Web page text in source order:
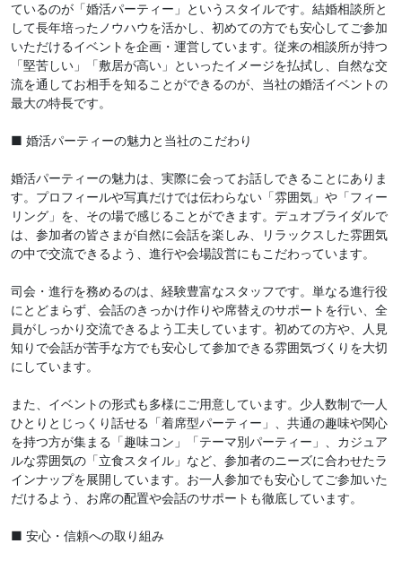
ているのが「婚活パーティー」というスタイルです。結婚相談所と
して長年培ったノウハウを活かし、初めての方でも安心してご参加
いただけるイベントを企画・運営しています。従来の相談所が持つ
「堅苦しい」「敷居が高い」といったイメージを払拭し、自然な交
流を通してお相手を知ることができるのが、当社の婚活イベントの
最大の特長です。
■ 婚活パーティーの魅力と当社のこだわり
婚活パーティーの魅力は、実際に会ってお話しできることにありま
す。プロフィールや写真だけでは伝わらない「雰囲気」や「フィー
リング」を、その場で感じることができます。デュオブライダルで
は、参加者の皆さまが自然に会話を楽しみ、リラックスした雰囲気
の中で交流できるよう、進行や会場設営にもこだわっています。
司会・進行を務めるのは、経験豊富なスタッフです。単なる進行役
にとどまらず、会話のきっかけ作りや席替えのサポートを行い、全
員がしっかり交流できるよう工夫しています。初めての方や、人見
知りで会話が苦手な方でも安心して参加できる雰囲気づくりを大切
にしています。
また、イベントの形式も多様にご用意しています。少人数制で一人
ひとりとじっくり話せる「着席型パーティー」、共通の趣味や関心
を持つ方が集まる「趣味コン」「テーマ別パーティー」、カジュア
ルな雰囲気の「立食スタイル」など、参加者のニーズに合わせたラ
インナップを展開しています。お一人参加でも安心してご参加いた
だけるよう、お席の配置や会話のサポートも徹底しています。
■ 安心・信頼への取り組み